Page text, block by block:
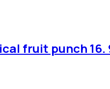
fruit punch 16.